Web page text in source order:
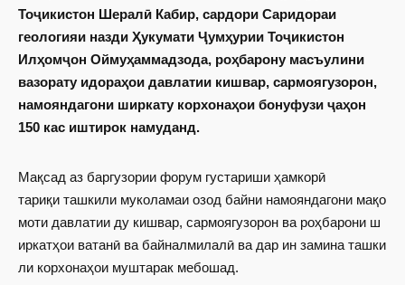
Тоҷикистон Шералӣ Кабир, сардори Саридораи
геологияи назди Ҳукумати Ҷумҳурии Тоҷикистон
Илҳомҷон Оймуҳаммадзода, роҳбарону масъулини
вазорату идораҳои давлатии кишвар, сармоягузорон,
намояндагони ширкату корхонаҳои бонуфузи ҷаҳон
150 кас иштирок намуданд.
Мақсад аз баргузории форум густариши ҳамкорӣ
тариқи ташкили муколамаи озод байни намояндагони мақо
моти давлатии ду кишвар, сармоягузорон ва роҳбарони ш
иркатҳои ватанӣ ва байналмилалӣ ва дар ин замина ташки
ли корхонаҳои муштарак мебошад.